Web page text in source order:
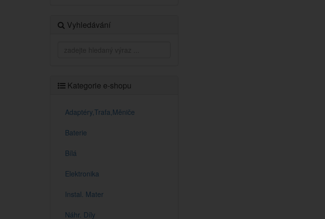
Vyhledávání
Kategorie e-shopu
Adaptéry,Trafa,Měniče
Baterie
Bílá
Elektronika
Instal. Mater
Náhr. Díly